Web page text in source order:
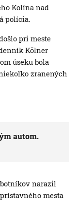
Kolína nad
polícia.
pri meste
Kölner
úseku bola
zranených
autom.
narazil
mesta